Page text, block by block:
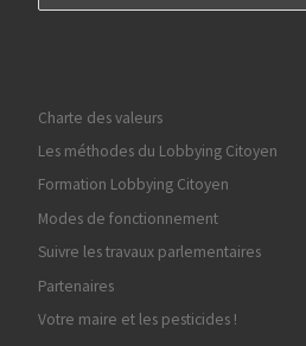
Charte des valeurs
Les méthodes du Lobbying Citoyen
Formation Lobbying Citoyen
Modes de fonctionnement
Suivre les travaux parlementaires
Partenaires
Votre maire et les pesticides !